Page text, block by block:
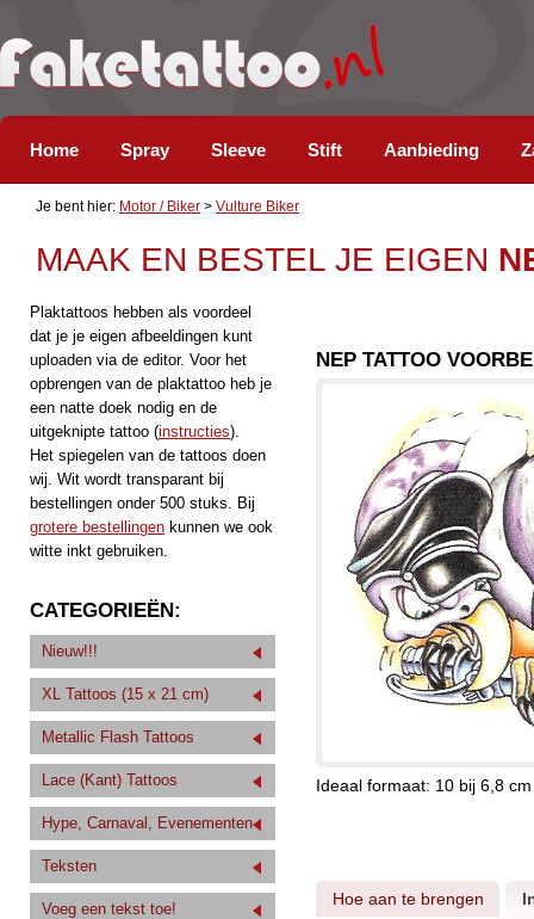
Home Spray Sleeve Stift Aanbieding
Je bent hier: Motor / Biker > Vulture Biker
MAAK EN BESTEL JE EIGEN
Plaktattoos hebben als voordeel
dat je je eigen afbeeldingen kunt
uploaden via de editor. Voor het
opbrengen van de plaktattoo heb je
een natte doek nodig en de
uitgeknipte tattoo (instructies).
Het spiegelen van de tattoos doen
wij. Wit wordt transparant bij
bestellingen onder 500 stuks. Bij
grotere bestellingen kunnen we ook
witte inkt gebruiken.
CATEGORIEËN:
Nieuw!!!
XL Tattoos (15 x 21 cm)
Metallic Flash Tattoos
Lace (Kant) Tattoos
Hype, Carnaval, Evenementen
Teksten
Voeg een tekst toe!
NEP TATTOO
Ideaal formaat: 10 bij 6,8 cm
Hoe aan te brengen